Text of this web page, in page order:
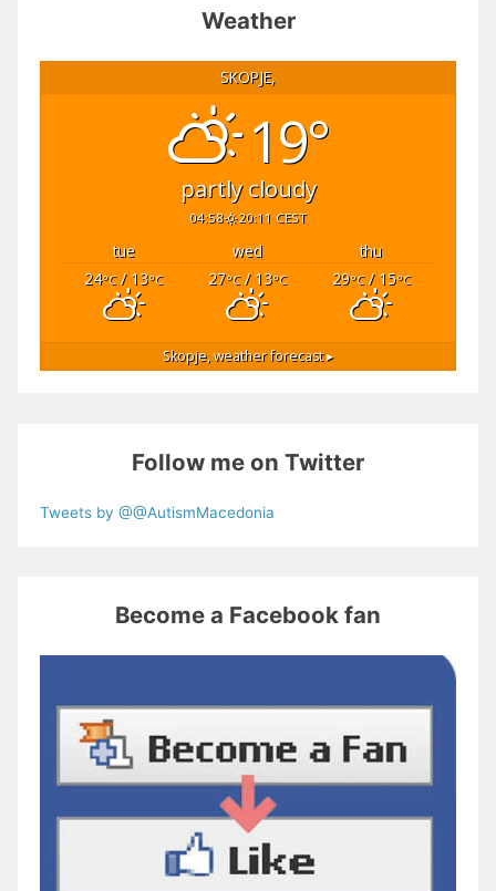
Weather
SKOPJE,
19°
partly cloudy
04:58 20:11 CEST
tue wed
thu
24°C/ 13°C 27°C/ 13°C 29°C/ 15°C
Skopje,weather forecast ▸
Follow me on Twitter
Tweets by @@AutismMacedonia
Become a Facebook fan